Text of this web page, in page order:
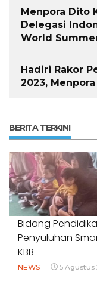
Menpora Dito
Delegasi
World
Hadiri Rakor
2023,
BERITA TERKINI
Bidang
Penyuluhan
KBB
NEWS 5 Agustus